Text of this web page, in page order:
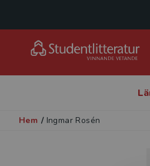
Hem / Ingmar Rosén